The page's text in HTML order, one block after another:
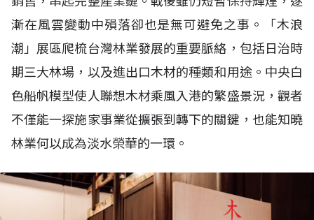
漸在風雲變動中殞落卻也是無可避免之事。「木浪
潮」展區爬梳台灣林業發展的重要脈絡，包括日治時
期三大林場，以及進出口木材的種類和用途。中央白
色船帆模型使人聯想木材乘風入港的繁盛景況，觀者
不僅能一探施家事業從擴張到轉下的關鍵，也能知曉
林業何以成為淡水榮華的一環。